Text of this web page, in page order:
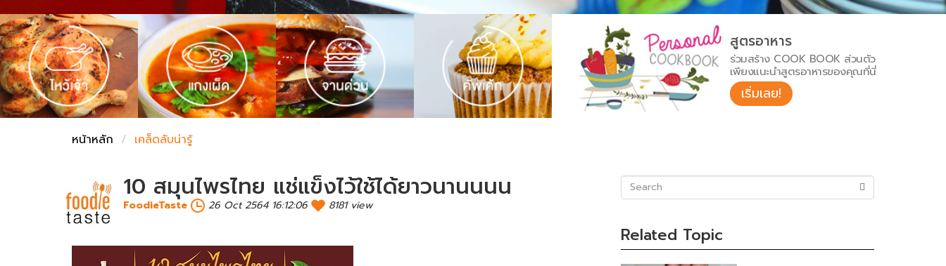
สูตรอาหาร
ร่วมสร้าง COOK BOOK ส่วนตัว
เพียงแนะนำสูตรอาหารของคุณที่นี่
เริ่มเลย!
หน้าหลัก เคล็ดลับน่ารู้
10 สมุนไพรไทย แช่แข็งไว้ใช้ได้ยาวนานนนน
FoodieTaste 26 Oct 2564 16:12:06 8181 view
Related Topic